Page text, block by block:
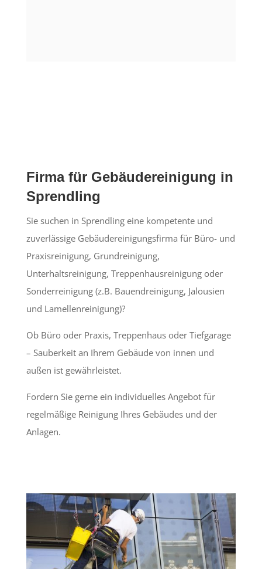
Firma für Gebäudereinigung in
Sprendling
Sie suchen in Sprendling eine kompetente und
zuverlässige Gebäudereinigungsfirma für Büro- und
Praxisreinigung, Grundreinigung,
Unterhaltsreinigung, Treppenhausreinigung oder
Sonderreinigung (z.B. Bauendreinigung, Jalousien
und Lamellenreinigung)?
Ob Büro oder Praxis, Treppenhaus oder Tiefgarage
– Sauberkeit an Ihrem Gebäude von innen und
außen ist gewährleistet.
Fordern Sie gerne ein individuelles Angebot für
regelmäßige Reinigung Ihres Gebäudes und der
Anlagen.